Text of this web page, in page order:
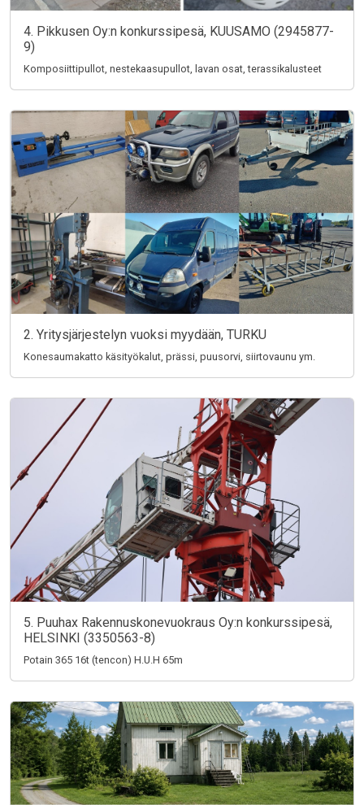
4. Pikkusen Oy:n konkurssipesä, KUUSAMO (2945877-
9)
Komposiittipullot, nestekaasupullot, lavan osat, terassikalusteet
2. Yritysjärjestelyn vuoksi myydään, TURKU
Konesaumakatto käsityökalut, prässi, puusorvi, siirtovaunu ym.
5. Puuhax Rakennuskonevuokraus Oy:n konkurssipesä,
HELSINKI (3350563-8)
Potain 365 16t (tencon) H.U.H 65m